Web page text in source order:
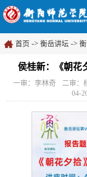
首页 -> 衡岳讲坛 ->
侯桂新：《朝花
一审：李林奇 二审：
04-